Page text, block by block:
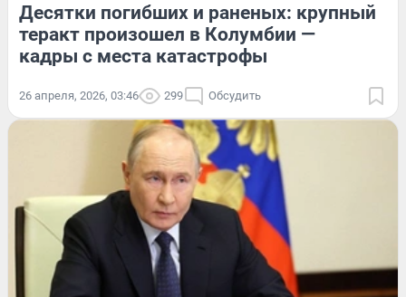
Десятки погибших и раненых: крупный
теракт произошел в Колумбии —
кадры с места катастрофы
26 апреля, 2026, 03:46 299 Обсудить